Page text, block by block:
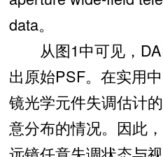
data。
从图1中可见，
出原始PSF。在实用
镜光学元件失调估计
意分布的情况。因此